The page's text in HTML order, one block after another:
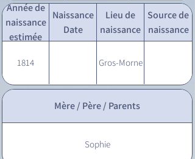
Année de
naissance
estimée
Naissance
Date
Lieu de
naissance
Source de
naissance
1814 Gros-Morne
Mère / Père / Parents
Sophie